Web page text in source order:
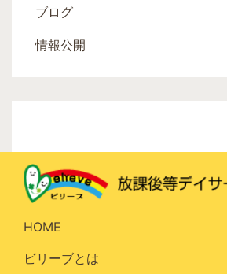
ブログ
情報公開
HOME
ビリーブとは